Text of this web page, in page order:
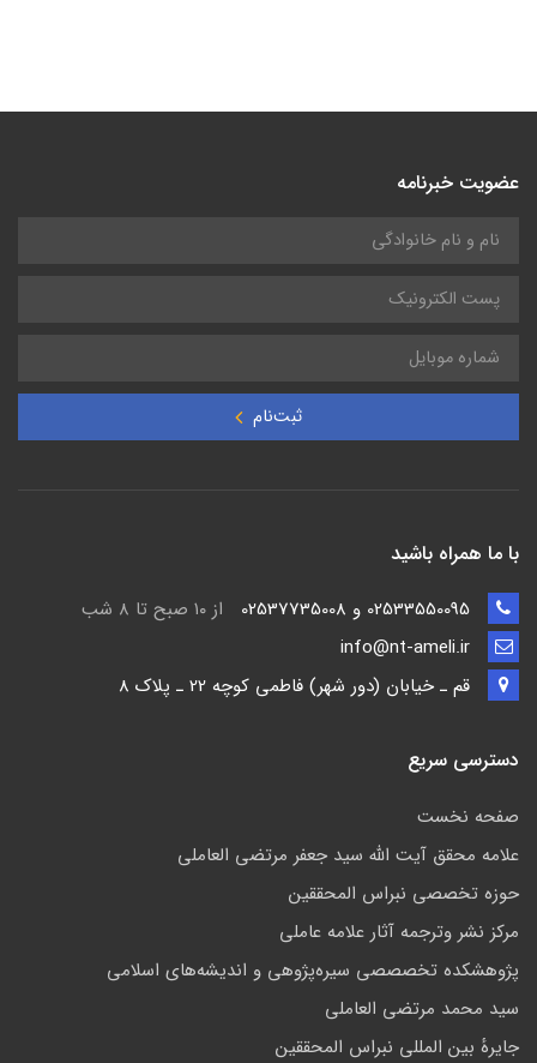
عضویت خبرنامه
ثبت‌نام
با ما همراه باشید
از ۱۰ صبح تا ۸ شب
قم ـ خيابان (دور شهر) فاطمي كوچه 22 ـ پلاک 8
دسترسی سریع
صفحه نخست
علامه محقق آیت الله سید جعفر مرتضی العاملی
حوزه تخصصی نبراس المحققین
مركز نشر وترجمه آثار علامه عاملی
پژوهشكده تخصصصى سیره‌پژوهی و اندیشه‌های اسلامی
سید محمد مرتضی العاملی
جايرهٔ بین المللی نبراس المحققین